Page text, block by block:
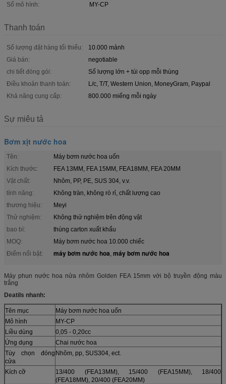
Số mô hình:
MY-CP
Thanh toán
Số lượng đặt hàng tối thiểu:
10.000 mảnh
Giá bán:
negotiable
chi tiết đóng gói:
Số lượng lớn + túi opp mỗi thùng
Điều khoản thanh toán:
L/c, T/T, Western Union, MoneyGram, Paypal
Khả năng cung cấp:
800.000 miếng mỗi ngày
Sự miêu tả
Bơm xịt nước hoa
Tên:
Máy bơm nước hoa uốn
Kích thước:
FEA 13MM, FEA 15MM, FEA18MM, FEA 20MM
Vật chất:
Nhôm, PP, PE, SUS 304, v.v.
tính năng:
Không tràn, không rò rỉ, chất lượng cao
thương hiệu:
Meyi
Thử nghiệm:
Không thử nghiệm trên động vật
bao bì:
thùng carton xuất khẩu
MOQ:
Máy bơm nước hoa 10.000 chiếc
Điểm nổi bật:
máy bơm nước hoa, máy bơm nước hoa
Máy phun nước hoa nửa nhôm Golden FEA 15mm với bộ truyền động màu
trắng
Deatils nhanh:
Tên mục
Máy bơm nước hoa uốn
Mô hình
MY-CP
Liều dùng
0,05 - 0,20cc
Ứng dụng
Chai nước hoa
Tùy chọn đóng
cửa
Nhôm, pp, SUS304, ect.
Kích cỡ
13/400 (FEA13MM), 15/400 (FEA15MM), 18/400
(FEA18MM), 20/400 (FEA20MM)